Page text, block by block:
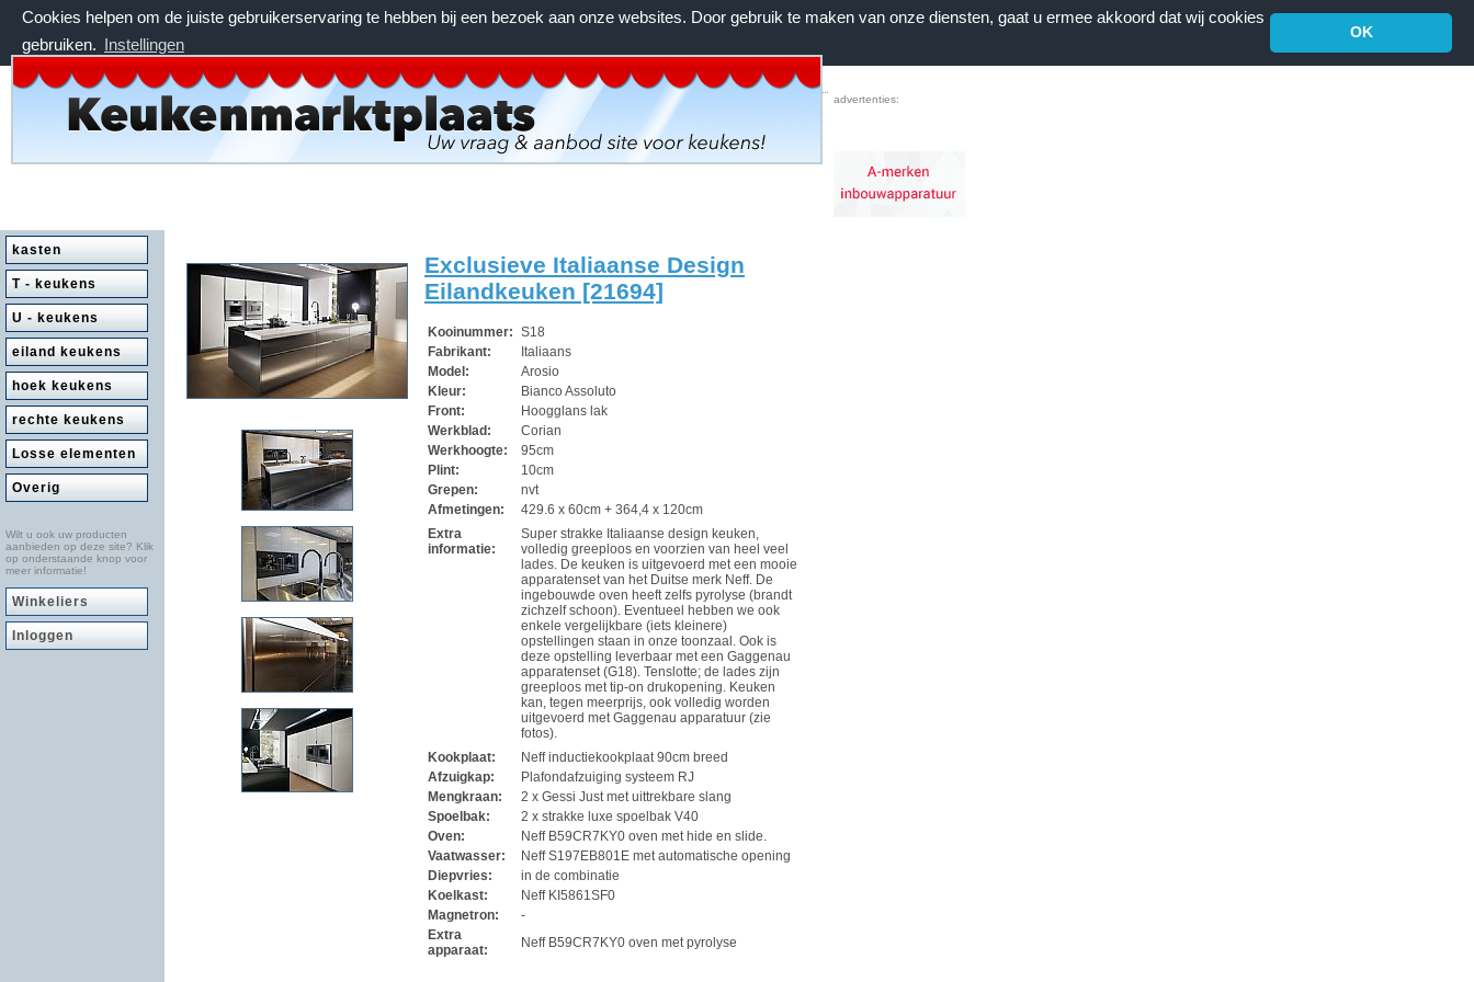
Cookies helpen om de juiste gebruikerservaring te hebben bij een bezoek aan onze websites. Door gebruik te maken van onze diensten, gaat u ermee akkoord dat wij cookies
gebruiken. Instellingen
OK
zondag 9 augustus 2026, 11:09 uur
Home | Voorwaarden | Contact Favorieten
advertenties:
kasten
T - keukens
U - keukens
eiland keukens
hoek keukens
rechte keukens
Losse elementen
Overig
Wilt u ook uw producten
aanbieden op deze site? Klik
op onderstaande knop voor
meer informatie!
Winkeliers
Inloggen
Exclusieve Italiaanse Design
Eilandkeuken [21694]
Kooinummer: S18
Fabrikant:
Italiaans
Model:
Arosio
Kleur:
Bianco Assoluto
Front:
Hoogglans lak
Werkblad:
Corian
Werkhoogte:
95cm
Plint:
10cm
Grepen:
nvt
Afmetingen:
429.6 x 60cm + 364,4 x 120cm
Extra
informatie:
Super strakke Italiaanse design keuken,
volledig greeploos en voorzien van heel veel
lades. De keuken is uitgevoerd met een mooie
apparatenset van het Duitse merk Neff. De
ingebouwde oven heeft zelfs pyrolyse (brandt
zichzelf schoon). Eventueel hebben we ook
enkele vergelijkbare (iets kleinere)
opstellingen staan in onze toonzaal. Ook is
deze opstelling leverbaar met een Gaggenau
apparatenset (G18). Tenslotte; de lades zijn
greeploos met tip-on drukopening. Keuken
kan, tegen meerprijs, ook volledig worden
uitgevoerd met Gaggenau apparatuur (zie
fotos).
Kookplaat:
Neff inductiekookplaat 90cm breed
Afzuigkap:
Plafondafzuiging systeem RJ
Mengkraan:
2 x Gessi Just met uittrekbare slang
Spoelbak:
2 x strakke luxe spoelbak V40
Oven:
Neff B59CR7KY0 oven met hide en slide.
Vaatwasser:
Neff S197EB801E met automatische opening
Diepvries:
in de combinatie
Koelkast:
Neff KI5861SF0
Magnetron:
-
Extra
apparaat:
Neff B59CR7KY0 oven met pyrolyse